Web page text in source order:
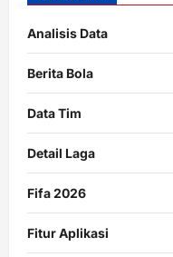
Analisis Data
Berita Bola
Data Tim
Detail Laga
Fifa 2026
Fitur Aplikasi